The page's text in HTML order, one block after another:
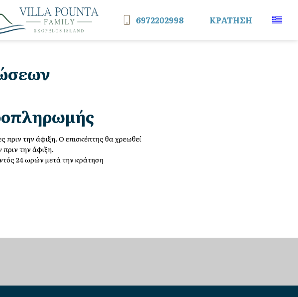
CONTACT PHONE
6972202998 ΚΡΆΤΗΣΗ
πριν την άφιξη. Ο επισκέπτης θα χρεωθεί
την άφιξη.
24 ωρών μετά την κράτηση